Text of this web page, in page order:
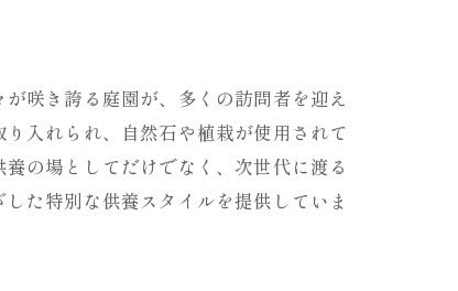
咲き誇る庭園が、多くの訪問者を迎え
入れられ、自然石や植栽が使用されて
の場としてだけでなく、次世代に渡る
た特別な供養スタイルを提供していま